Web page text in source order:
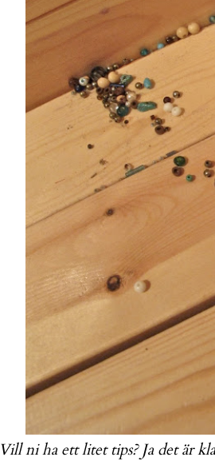
Vill ni ha ett litet tips? Ja det är